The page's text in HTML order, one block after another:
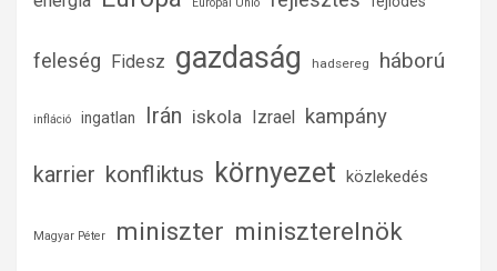
feleség Fidesz gazdaság hadsereg háború
infláció ingatlan Irán iskola Izrael kampány
karrier konfliktus környezet közlekedés
Magyar Péter miniszter miniszterelnök